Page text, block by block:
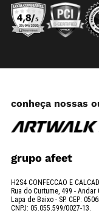
conheça nossas
grupo afeet
H2S4 CONFECCAO E
Rua do Curtume, 499 - Andar
Lapa de Baixo - SP. CEP:
CNPJ: 05.055.599/0027-13.